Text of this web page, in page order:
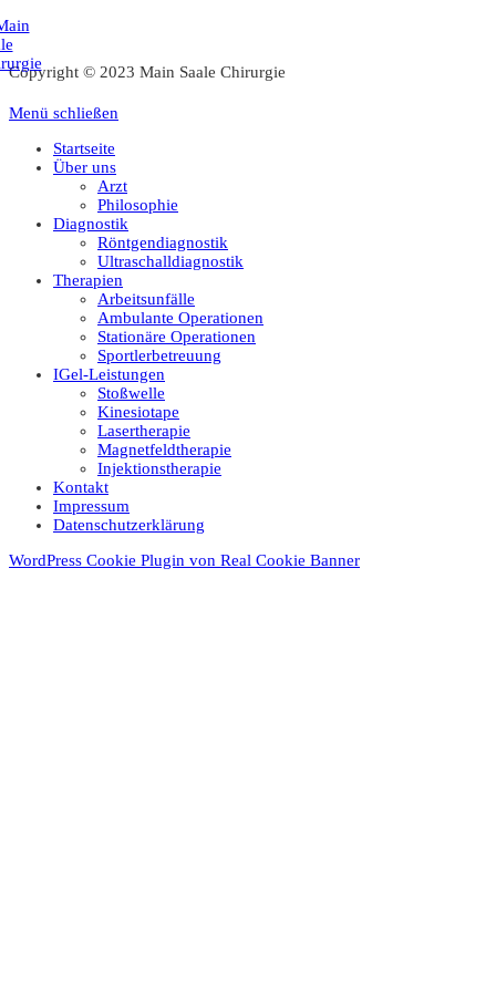
Zum
Inhalt
springen
Copyright © 2023 Main Saale Chirurgie
Menü schließen
Startseite
Über uns
Arzt
Philosophie
Diagnostik
Röntgendiagnostik
Ultraschalldiagnostik
Therapien
Arbeitsunfälle
Ambulante Operationen
Stationäre Operationen
Sportlerbetreuung
IGel-Leistungen
Stoßwelle
Kinesiotape
Lasertherapie
Magnetfeldtherapie
Injektionstherapie
Kontakt
Impressum
Datenschutz­erklärung
WordPress Cookie Plugin von Real Cookie Banner